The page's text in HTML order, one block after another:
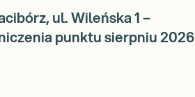
ul. Wileńska 1 –
punktu sierpniu 2026